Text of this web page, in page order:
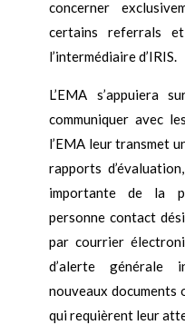
concerner
certains referrals
l’intermédiaire d’IRIS.
L’EMA s’appuiera
communiquer avec
l’EMA leur transmet
rapports
importante de la
personne contact
par courrier
d’alerte générale
nouveaux documents
qui requièrent leur